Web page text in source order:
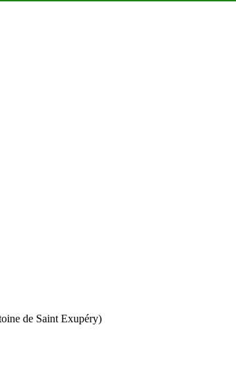
de Saint Exupéry)